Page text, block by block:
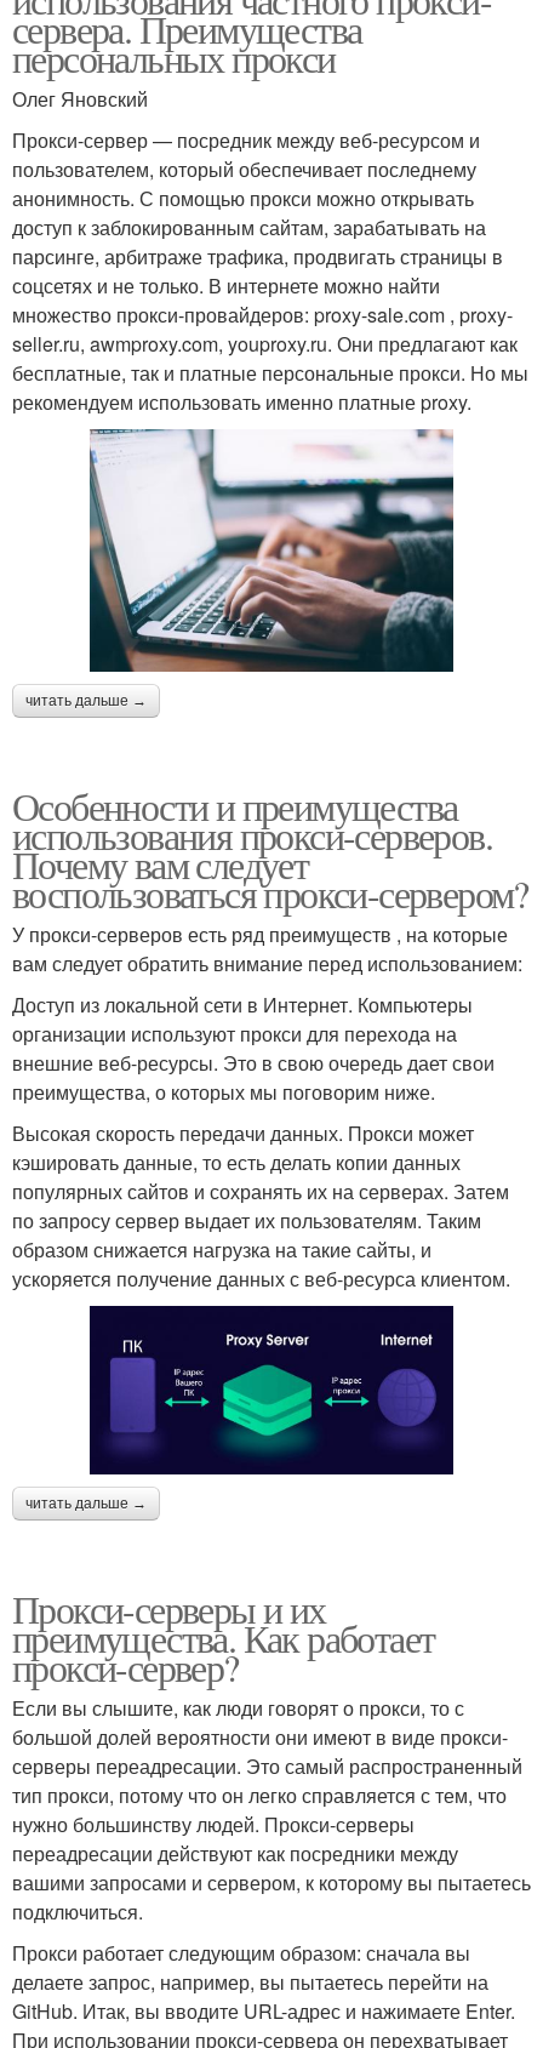
сервера. Преимущества
персональных прокси
Олег Яновский
Прокси-сервер — посредник между веб-ресурсом и
пользователем, который обеспечивает последнему
анонимность. С помощью прокси можно открывать
доступ к заблокированным сайтам, зарабатывать на
парсинге, арбитраже трафика, продвигать страницы в
соцсетях и не только. В интернете можно найти
множество прокси-провайдеров: proxy-sale.com , proxy-
seller.ru, awmproxy.com, youproxy.ru. Они предлагают как
бесплатные, так и платные персональные прокси. Но мы
рекомендуем использовать именно платные proxy.
читать дальше →
Особенности и преимущества
использования прокси-серверов.
Почему вам следует
воспользоваться прокси-сервером?
У прокси-серверов есть ряд преимуществ , на которые
вам следует обратить внимание перед использованием:
Доступ из локальной сети в Интернет. Компьютеры
организации используют прокси для перехода на
внешние веб-ресурсы. Это в свою очередь дает свои
преимущества, о которых мы поговорим ниже.
Высокая скорость передачи данных. Прокси может
кэшировать данные, то есть делать копии данных
популярных сайтов и сохранять их на серверах. Затем
по запросу сервер выдает их пользователям. Таким
образом снижается нагрузка на такие сайты, и
ускоряется получение данных с веб-ресурса клиентом.
читать дальше →
Прокси-серверы и их
преимущества. Как работает
прокси-сервер?
Если вы слышите, как люди говорят о прокси, то с
большой долей вероятности они имеют в виде прокси-
серверы переадресации. Это самый распространенный
тип прокси, потому что он легко справляется с тем, что
нужно большинству людей. Прокси-серверы
переадресации действуют как посредники между
вашими запросами и сервером, к которому вы пытаетесь
подключиться.
Прокси работает следующим образом: сначала вы
делаете запрос, например, вы пытаетесь перейти на
GitHub. Итак, вы вводите URL-адрес и нажимаете Enter.
При использовании прокси-сервера он перехватывает